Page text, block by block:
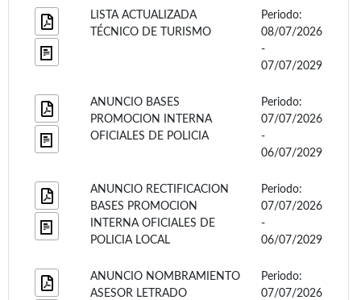
LISTA ACTUALIZADA
TÉCNICO DE TURISMO
Periodo:
08/07/2026
-
07/07/2029
ANUNCIO BASES
PROMOCION INTERNA
OFICIALES DE POLICIA
Periodo:
07/07/2026
-
06/07/2029
ANUNCIO RECTIFICACION
BASES PROMOCION
INTERNA OFICIALES DE
POLICIA LOCAL
Periodo:
07/07/2026
-
06/07/2029
ANUNCIO NOMBRAMIENTO
ASESOR LETRADO
Periodo:
07/07/2026